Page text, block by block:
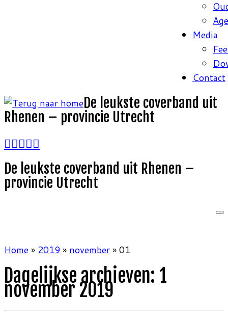
Media
Contact
De leukste coverband uit
Rhenen – provincie Utrecht
De leukste coverband uit Rhenen –
provincie Utrecht
Home» 2019 » november»01
Dagelijkse archieven: 1
november 2019